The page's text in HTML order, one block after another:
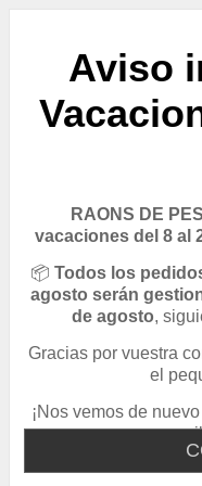
Aviso
RAONS DE
vacaciones del 8 al
📦 Todos los
agosto serán
de agosto,
Gracias por vuestra
el
¡Nos vemos de